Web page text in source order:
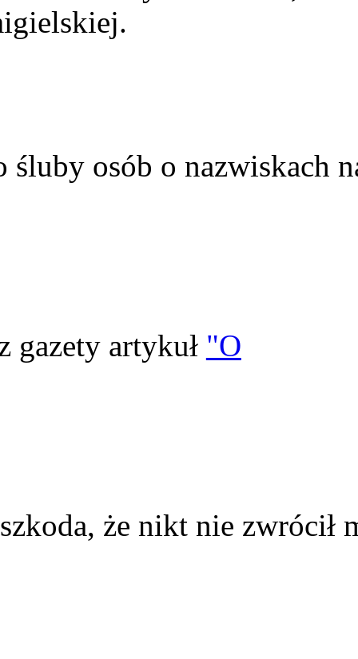
śluby osób o nazwiskach
gazety artykuł "O
że nikt nie zwrócił